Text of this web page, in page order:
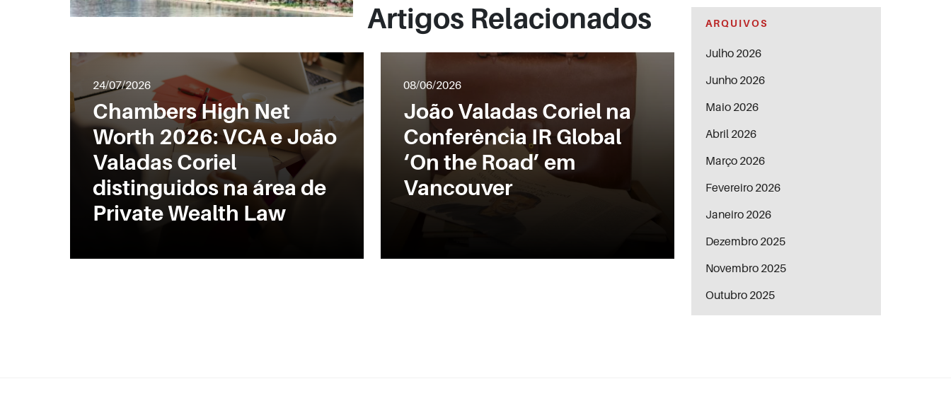
Artigos Relacionados
24/07/2026
Chambers High Net
Worth 2026: VCA e João
Valadas Coriel
distinguidos na área de
Private Wealth Law
08/06/2026
João Valadas Coriel na
Conferência IR Global
‘On the Road’ em
Vancouver
ARQUIVOS
Julho 2026
Junho 2026
Maio 2026
Abril 2026
Março 2026
Fevereiro 2026
Janeiro 2026
Dezembro 2025
Novembro 2025
Outubro 2025